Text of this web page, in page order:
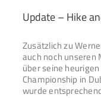
Update – Hike
Zusätzlich zu
auch noch unseren
über seine
Championship in
wurde